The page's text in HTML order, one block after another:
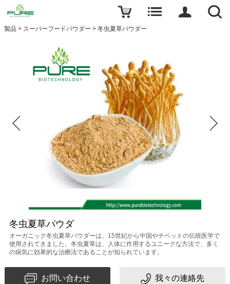
製品 > スーパーフードパウダー > 冬虫夏草パウダー
冬虫夏草パウダ
オーガニック冬虫夏草パウダーは、15世紀から中国やチベットの伝統医学で
使用されてきました。冬虫夏草は、人体に作用するユニークな方法で、多く
の病気に効果的な治療法であることが知られています。
お問い合わせ 我々の連絡先